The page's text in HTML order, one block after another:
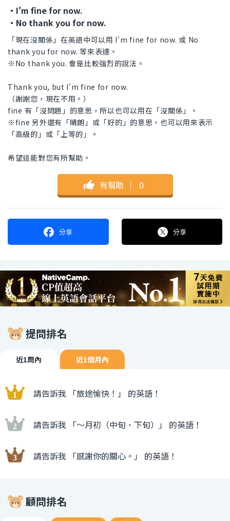
・I'm fine for now.
・No thank you for now.
「現在沒關係」在英語中可以用 I'm fine for now. 或 No
thank you for now. 等來表達。
※No thank you. 會是比較強烈的說法。
Thank you, but I'm fine for now.
（謝謝您，現在不用。）
fine 有「沒問題」的意思，所以也可以用在「沒關係」。
※fine 另外還有「晴朗」或「好的」的意思，也可以用來表示
「高級的」或「上等的」。
希望這能對您有所幫助。
有幫助 ｜ 0
分享 分享
提問排名
近1周內 近1個月內
請告訴我 「旅途愉快！」 的英語！
請告訴我 「〜月初（中旬、下旬）」 的英語！
請告訴我 「感謝你的關心。」 的英語！
顧問排名